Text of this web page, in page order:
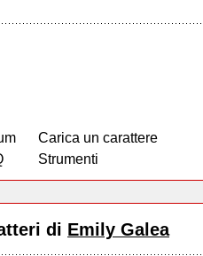
Carica un carattere
Strumenti
di Emily Galea